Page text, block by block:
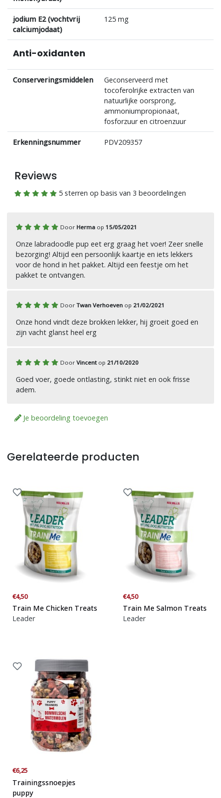
jodium E2 (vochtvrij
calciumjodaat)
125 mg
Anti-oxidanten
Conserveringsmiddelen
Geconserveerd met
tocoferolrijke extracten van
natuurlijke oorsprong,
ammoniumpropionaat,
fosforzuur en citroenzuur
Erkenningsnummer PDV209357
Reviews
5 sterren op basis van 3 beoordelingen
DoorHerma op15/05/2021
Onze labradoodle pup eet erg graag het voer! Zeer snelle
bezorging! Altijd een persoonlijk kaartje en iets lekkers
voor de hond in het pakket. Altijd een feestje om het
pakket te ontvangen.
DoorTwan Verhoeven op 21/02/2021
Onze hond vindt deze brokken lekker, hij groeit goed en
zijn vacht glanst heel erg
DoorVincentop 21/10/2020
Goed voer, goede ontlasting, stinkt niet en ook frisse
adem.
Je beoordeling toevoegen
Gerelateerde producten
€4,50
Train Me Chicken Treats
Leader
€4,50
Train Me Salmon Treats
Leader
€6,25
Trainingssnoepjes
puppy